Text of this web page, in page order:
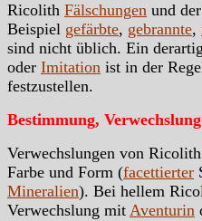
Ricolith Fälschungen und
Beispiel gefärbte, gebrannte,
sind nicht üblich. Ein
oder Imitation ist in der
festzustellen.
Bestimmung, Verwechslung
Verwechslungen von
Farbe und Form (facettierter
Mineralien). Bei hellem
Verwechslung mit Aventurin